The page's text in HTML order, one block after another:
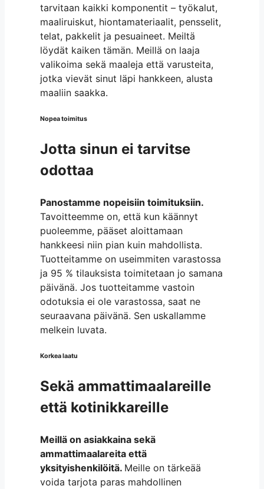
tarvitaan kaikki komponentit – työkalut,
maaliruiskut, hiontamateriaalit, pensselit,
telat, pakkelit ja pesuaineet. Meiltä
löydät kaiken tämän. Meillä on laaja
valikoima sekä maaleja että varusteita,
jotka vievät sinut läpi hankkeen, alusta
maaliin saakka.
Nopea toimitus
Jotta sinun ei tarvitse
odottaa
Panostamme nopeisiin toimituksiin.
Tavoitteemme on, että kun käännyt
puoleemme, pääset aloittamaan
hankkeesi niin pian kuin mahdollista.
Tuotteitamme on useimmiten varastossa
ja 95 % tilauksista toimitetaan jo samana
päivänä. Jos tuotteitamme vastoin
odotuksia ei ole varastossa, saat ne
seuraavana päivänä. Sen uskallamme
melkein luvata.
Korkea laatu
Sekä ammattimaalareille
että kotinikkareille
Meillä on asiakkaina sekä
ammattimaalareita että
yksityishenkilöitä. Meille on tärkeää
voida tarjota paras mahdollinen